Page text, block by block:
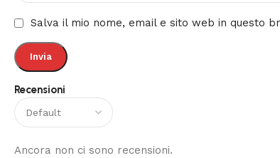
Recensioni
Ancora non ci sono recensioni.
Salva il mio nome, email e sito web in questo